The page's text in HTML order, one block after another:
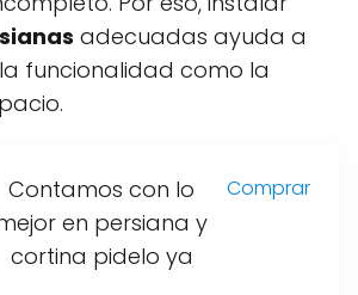
adecuadas ayuda a
funcionalidad como la
Contamos con lo
en persiana y
cortina pidelo ya
Comprar